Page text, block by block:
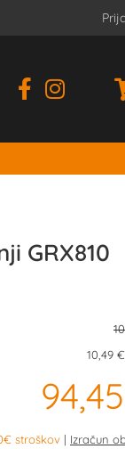
GRX810
10,49
stroškov